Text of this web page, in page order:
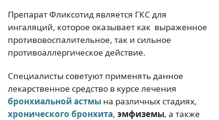
Препарат Фликсотид является ГКС для
ингаляций, которое оказывает как выраженное
противовоспалительное, так и сильное
противоаллергическое действие.
Специалисты советуют применять данное
лекарственное средство в курсе лечения
бронхиальной астмы на различных стадиях,
хронического бронхита, эмфиземы, а также